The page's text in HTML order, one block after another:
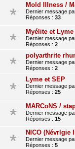
Mold Illness /
Dernier message
Réponses : 33
Myélite et Lyme
Dernier message
Réponses : 2
polyarthrite
Dernier message
Réponses : 2
Lyme et SEP
Dernier message
Réponses : 25
MARCoNS /
Dernier message
Réponses : 15
NICO (Névrlgie
Dernier message
Réponses : 5